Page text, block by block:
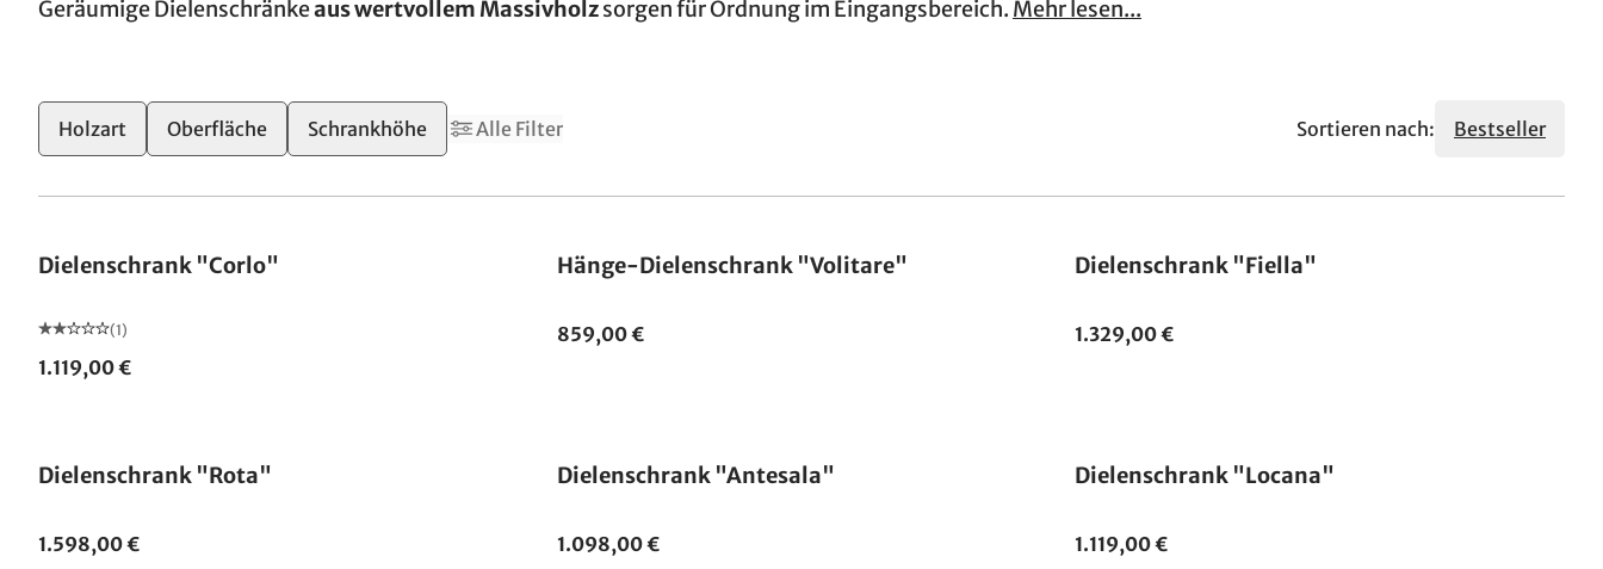
Geräumige Dielenschränkeaus wertvollem Massivholzsorgen für Ordnung im Eingangsbereich. Mehr lesen...
Holzart Oberfläche Schrankhöhe Alle Filter Sortieren nach: Bestseller
Dielenschrank "Corlo"
(1)
1.119,00 €
Hänge-Dielenschrank "Volitare"
859,00 €
Dielenschrank "Fiella"
1.329,00 €
Dielenschrank "Rota"
1.598,00 €
Dielenschrank "Antesala"
1.098,00 €
Dielenschrank "Locana"
1.119,00 €